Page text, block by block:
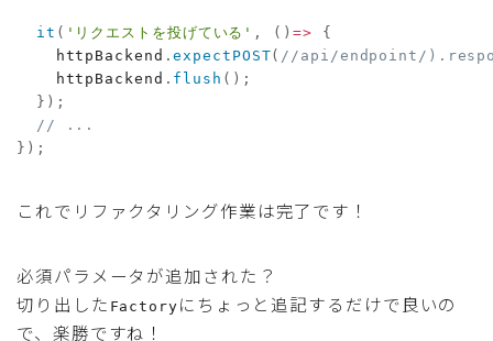
it ( 'リクエストを投げている' , ( ) =>
{
    httpBackend
.expectPOST( //api/endpoint/
    httpBackend
. flush ( ) ;
} ) ;
// ...
} ) ;
これでリファクタリング作業は完了です！
必須パラメータが追加された？
切り出した Factory にちょっと追記するだけで良いの
で、楽勝ですね！